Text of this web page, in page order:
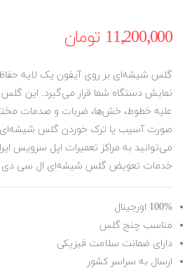
11٬200٬000 ‎تومان
گلس شیشه‌ای بر روی آیفون یک لایه
نمایش دستگاه شما قرار می‌گیرد. این
علیه خطوط، خش‌ها، ضربات و صدمات
صورت آسیب یا ترک خوردن گلس
می‌توانید به مراکز تعمیرات اپل سرویس
خدمات تعویض گلس شیشه‌ای ال سی دی آیفون 14 پرو
100% اورجینال
مناسب چنج گلس
دارای ضمانت سلامت فیزیکی
ارسال به سراسر کشور